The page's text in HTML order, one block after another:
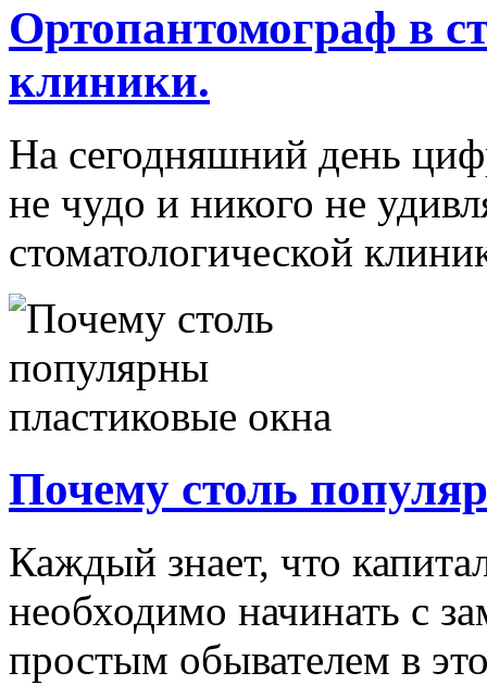
Ортопантомограф в
клиники.
На сегодняшний день
не чудо и никого не
стоматологической
Почему столь
Каждый знает, что
необходимо начинать с
простым обывателем в